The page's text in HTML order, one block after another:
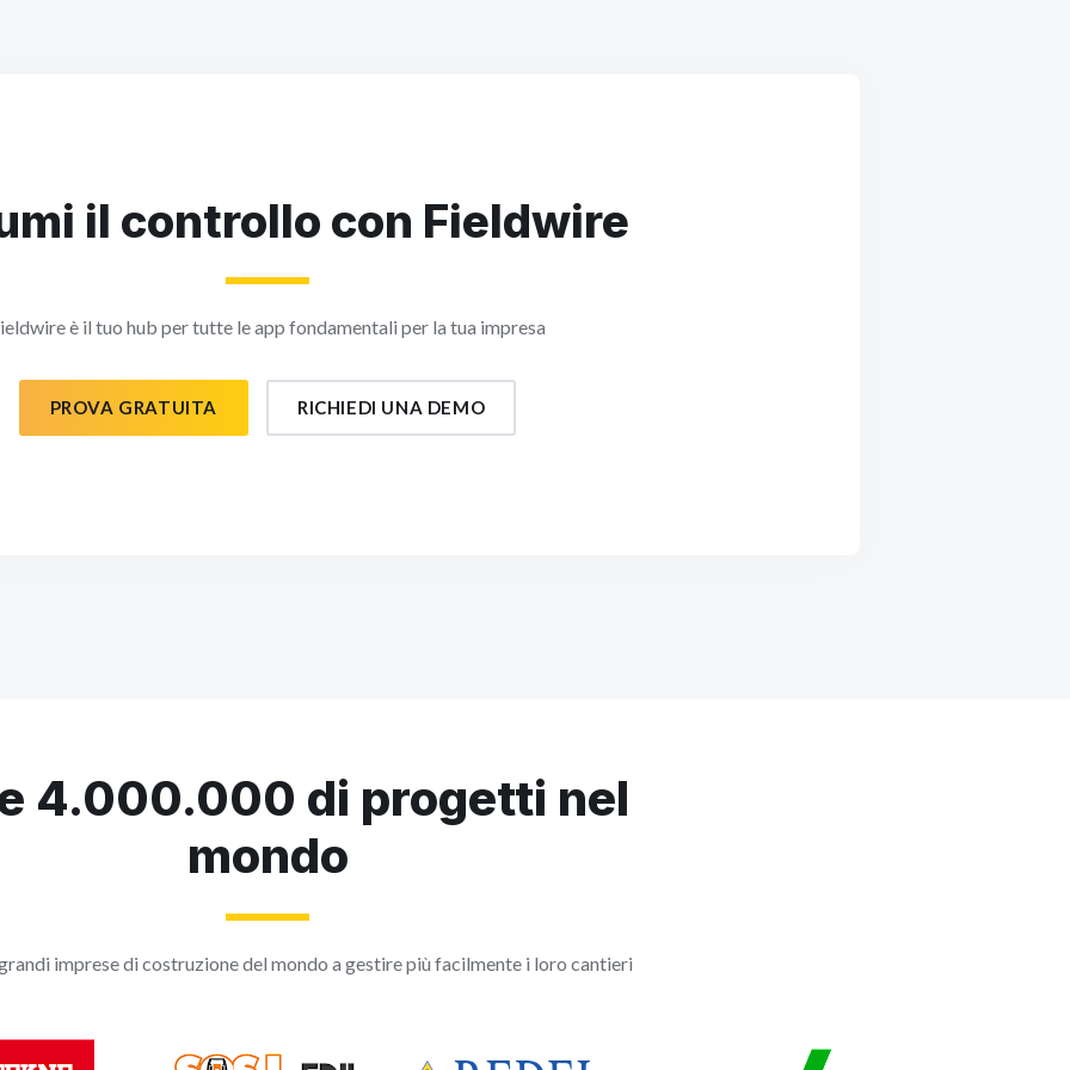
il controllo con Fieldwire
è il tuo hub per tutte le app fondamentali per la tua impresa
PROVA GRATUITA RICHIEDI UNA DEMO
4.000.000 di progetti nel
mondo
imprese di costruzione del mondo a gestire più facilmente i loro cantieri